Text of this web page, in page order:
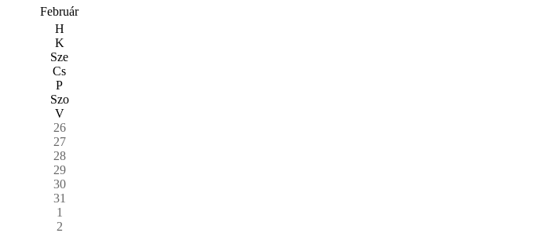
Február
H
K
Sze
Cs
P
Szo
V
26
27
28
29
30
31
1
2